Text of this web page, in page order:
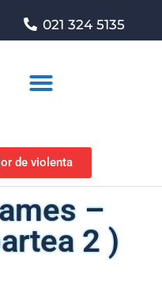
021 324 5135
de violenta
–
2 )